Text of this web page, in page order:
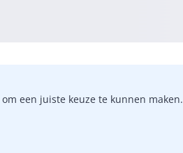
een juiste keuze te kunnen maken.